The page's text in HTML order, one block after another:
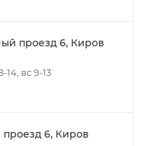
проезд 6, Киров
вс 9-13
6, Киров